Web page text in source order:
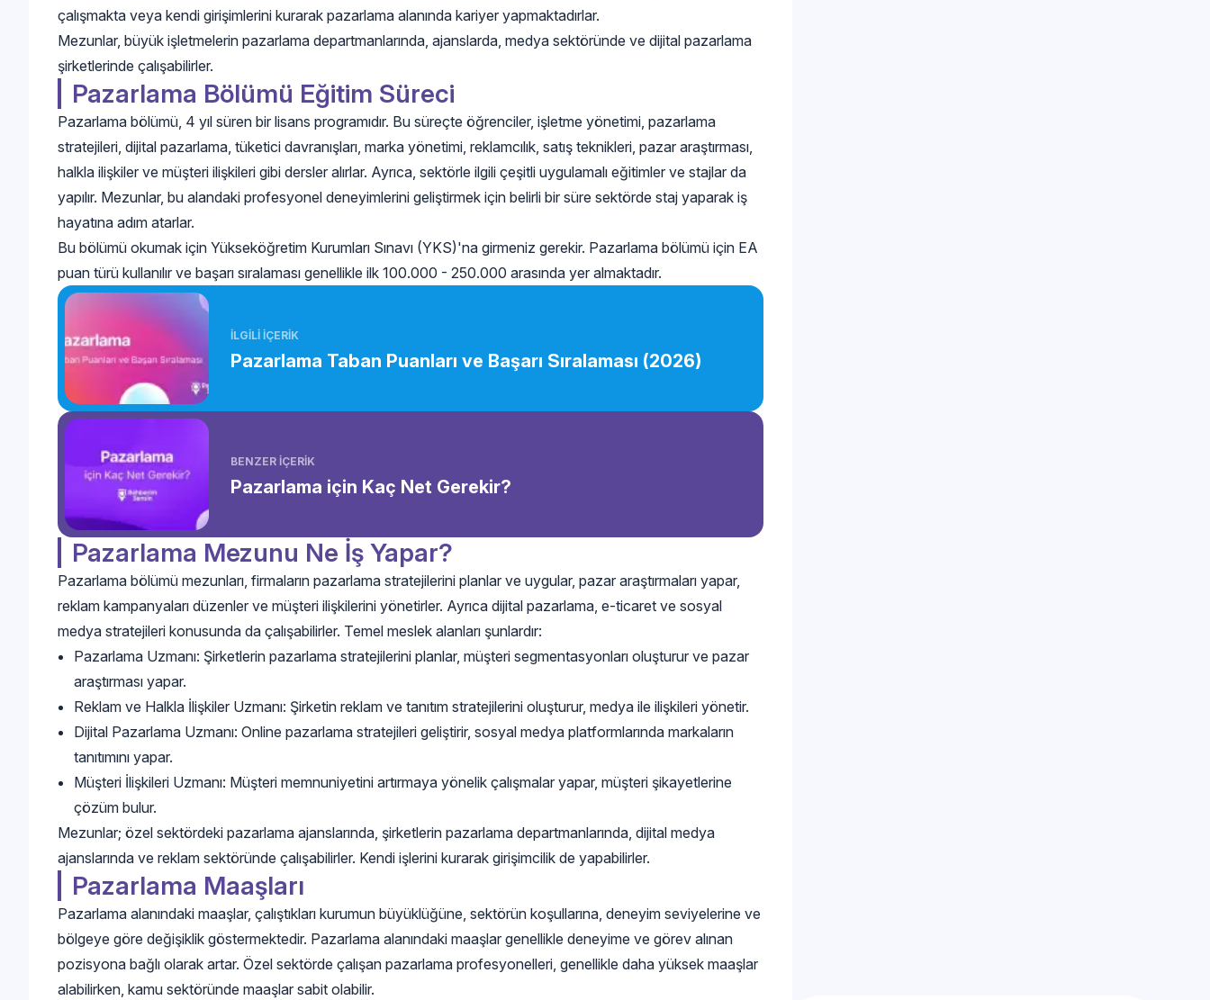
çalışmakta veya kendi girişimlerini kurarak pazarlama alanında kariyer yapmaktadırlar.
Mezunlar, büyük işletmelerin pazarlama departmanlarında, ajanslarda, medya sektöründe ve dijital pazarlama
şirketlerinde çalışabilirler.
Pazarlama Bölümü Eğitim Süreci
Pazarlama bölümü, 4 yıl süren bir lisans programıdır. Bu süreçte öğrenciler, işletme yönetimi, pazarlama
stratejileri, dijital pazarlama, tüketici davranışları, marka yönetimi, reklamcılık, satış teknikleri, pazar araştırması,
halkla ilişkiler ve müşteri ilişkileri gibi dersler alırlar. Ayrıca, sektörle ilgili çeşitli uygulamalı eğitimler ve stajlar da
yapılır. Mezunlar, bu alandaki profesyonel deneyimlerini geliştirmek için belirli bir süre sektörde staj yaparak iş
hayatına adım atarlar.
Bu bölümü okumak için Yükseköğretim Kurumları Sınavı (YKS)'na girmeniz gerekir. Pazarlama bölümü için EA
puan türü kullanılır ve başarı sıralaması genellikle ilk 100.000 - 250.000 arasında yer almaktadır.
İLGİLİ İÇERİK
Pazarlama Taban Puanları ve Başarı Sıralaması (2026)
BENZER İÇERİK
Pazarlama için Kaç Net Gerekir?
Pazarlama Mezunu Ne İş Yapar?
Pazarlama bölümü mezunları, firmaların pazarlama stratejilerini planlar ve uygular, pazar araştırmaları yapar,
reklam kampanyaları düzenler ve müşteri ilişkilerini yönetirler. Ayrıca dijital pazarlama, e-ticaret ve sosyal
medya stratejileri konusunda da çalışabilirler. Temel meslek alanları şunlardır:
Pazarlama Uzmanı: Şirketlerin pazarlama stratejilerini planlar, müşteri segmentasyonları oluşturur ve pazar
araştırması yapar.
Reklam ve Halkla İlişkiler Uzmanı: Şirketin reklam ve tanıtım stratejilerini oluşturur, medya ile ilişkileri yönetir.
Dijital Pazarlama Uzmanı: Online pazarlama stratejileri geliştirir, sosyal medya platformlarında markaların
tanıtımını yapar.
Müşteri İlişkileri Uzmanı: Müşteri memnuniyetini artırmaya yönelik çalışmalar yapar, müşteri şikayetlerine
çözüm bulur.
Mezunlar; özel sektördeki pazarlama ajanslarında, şirketlerin pazarlama departmanlarında, dijital medya
ajanslarında ve reklam sektöründe çalışabilirler. Kendi işlerini kurarak girişimcilik de yapabilirler.
Pazarlama Maaşları
Pazarlama alanındaki maaşlar, çalıştıkları kurumun büyüklüğüne, sektörün koşullarına, deneyim seviyelerine ve
bölgeye göre değişiklik göstermektedir. Pazarlama alanındaki maaşlar genellikle deneyime ve görev alınan
pozisyona bağlı olarak artar. Özel sektörde çalışan pazarlama profesyonelleri, genellikle daha yüksek maaşlar
alabilirken, kamu sektöründe maaşlar sabit olabilir.